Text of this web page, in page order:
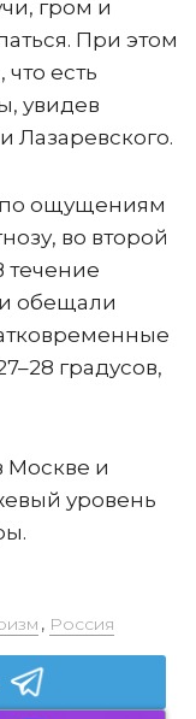
гром и
При этом
есть
увидев
Лазаревского.
по ощущениям
во второй
течение
обещали
градусов,
Москве и
уровень
, Россия